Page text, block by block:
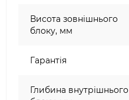
Висота зовнішнього
блоку, мм
Гарантія
Глибина внутрішнього